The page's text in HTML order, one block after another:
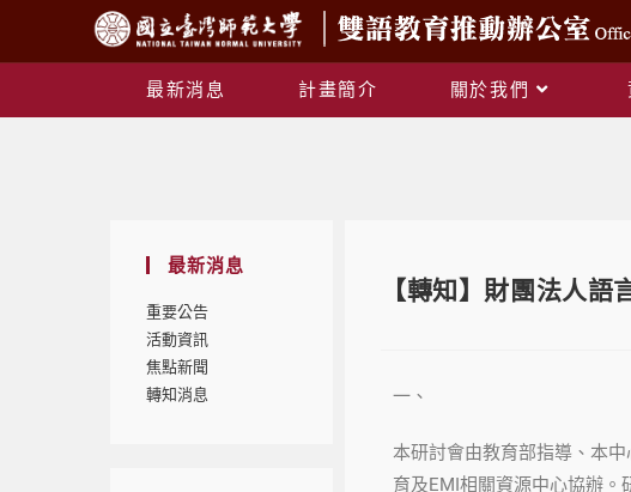
最新消息 計畫簡介 關於我們
最新消息
重要公告
活動資訊
焦點新聞
轉知消息
【轉知】財團法人
一、
本研討會由教育部指導、本
育及EMI相關資源中心協辦。